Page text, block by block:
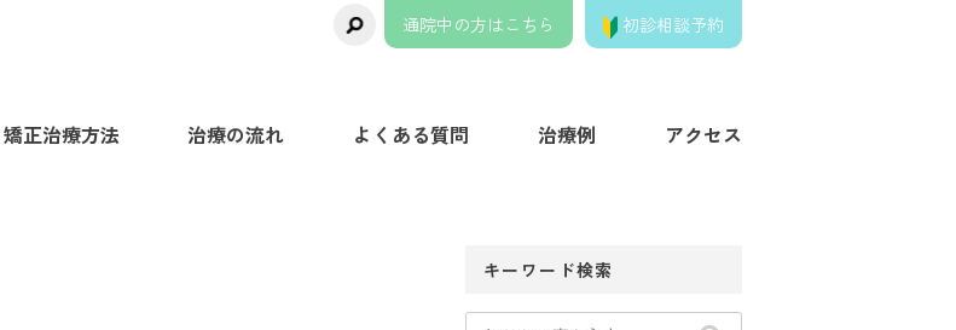
通院中の方はこちら 初診相談予約
矯正治療方法 治療の流れ よくある質問 治療例 アクセス
キーワード検索